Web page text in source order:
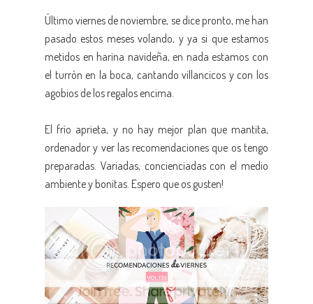
Último viernes de noviembre, se dice pronto, me han
pasado estos meses volando, y ya si que estamos
metidos en harina navideña, en nada estamos con
el turrón en la boca, cantando villancicos y con los
agobios de los regalos encima.
El frío aprieta, y no hay mejor plan que mantita,
ordenador y ver las recomendaciones que os tengo
preparadas. Variadas, concienciadas con el medio
ambiente y bonitas. Espero que os gusten!